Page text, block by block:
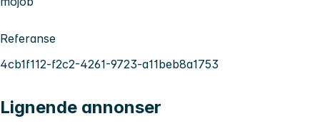
Referanse
4cb1f112-f2c2-4261-9723-a11beb8a1753
Lignende annonser